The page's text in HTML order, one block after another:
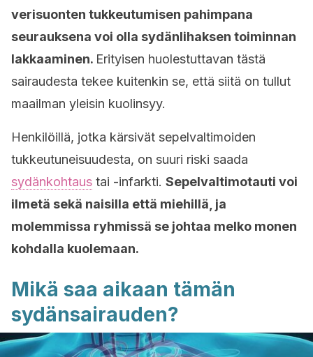
verisuonten tukkeutumisen pahimpana
seurauksena voi olla sydänlihaksen toiminnan
lakkaaminen. Erityisen huolestuttavan tästä
sairaudesta tekee kuitenkin se, että siitä on tullut
maailman yleisin kuolinsyy.
Henkilöillä, jotka kärsivät sepelvaltimoiden
tukkeutuneisuudesta, on suuri riski saada
sydänkohtaus tai -infarkti. Sepelvaltimotauti voi
ilmetä sekä naisilla että miehillä, ja
molemmissa ryhmissä se johtaa melko monen
kohdalla kuolemaan.
Mikä saa aikaan tämän
sydänsairauden?